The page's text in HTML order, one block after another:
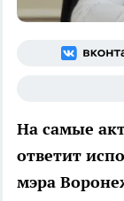
На самые
ответит
мэра